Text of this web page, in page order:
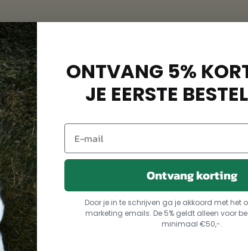
plantaardige eiwitextracten, vruchten (1,1%
ONTVANG 5%
JE EERSTE
Ontvang korting
Door je in te schrijven ga je akkoord met het
marketing emails. De 5% geldt alleen voor
minimaal €50,-.